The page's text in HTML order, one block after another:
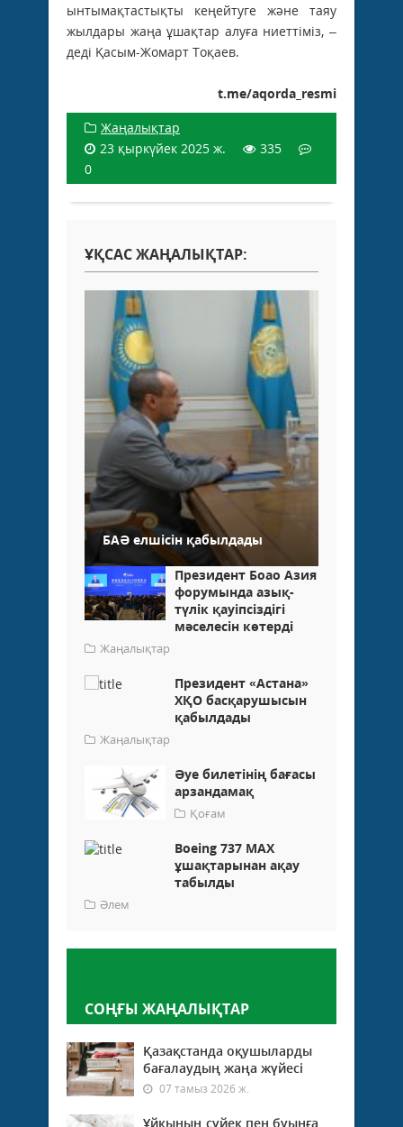
ынтымақтастықты кеңейтуге және таяу
жылдары жаңа ұшақтар алуға ниеттіміз, –
деді Қасым-Жомарт Тоқаев.
t.me/aqorda_resmi
Жаңалықтар
23 қыркүйек 2025 ж.
335
0
ҰҚСАС ЖАҢАЛЫҚТАР:
БАӘ елшісін қабылдады
Президент Боао Азия
форумында азық-
түлік қауіпсіздігі
мәселесін көтерді
Жаңалықтар
Президент «Астана»
ХҚО басқарушысын
қабылдады
Жаңалықтар
Әуе билетінің бағасы
арзандамақ
Қоғам
Boeing 737 MAX
ұшақтарынан ақау
табылды
Әлем
СОҢҒЫ ЖАҢАЛЫҚТАР
Қазақстанда оқушыларды
бағалаудың жаңа жүйесі
07 тамыз 2026 ж.
Ұйқының сүйек пен буынға